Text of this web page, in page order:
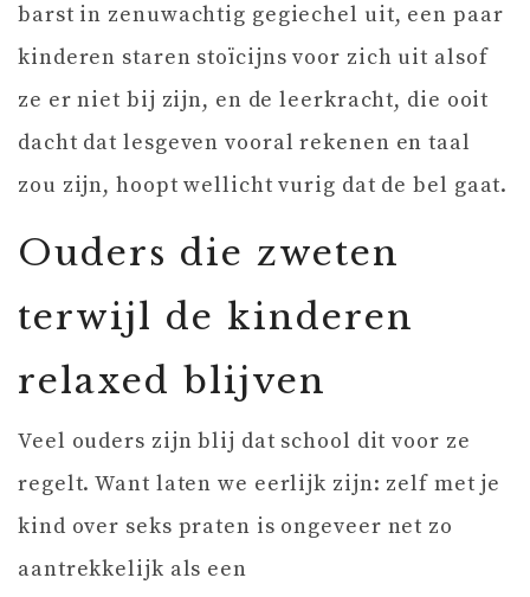
barst in zenuwachtig gegiechel uit, een paar
kinderen staren stoïcijns voor zich uit alsof
ze er niet bij zijn, en de leerkracht, die ooit
dacht dat lesgeven vooral rekenen en taal
zou zijn, hoopt wellicht vurig dat de bel gaat.
Ouders die zweten
terwijl de kinderen
relaxed blijven
Veel ouders zijn blij dat school dit voor ze
regelt. Want laten we eerlijk zijn: zelf met je
kind over seks praten is ongeveer net zo
aantrekkelijk als een